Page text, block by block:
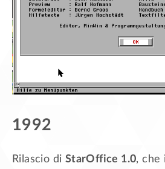
1992
Rilascio di StarOffice 1.0, che